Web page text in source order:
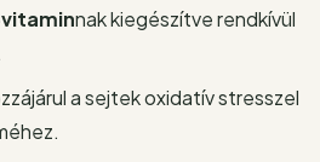
nak kiegészítve rendkívül
a sejtek oxidatív stresszel